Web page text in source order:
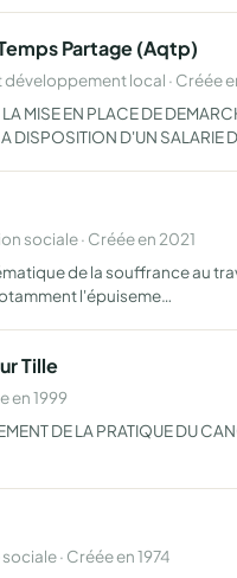
Partage (Aqtp)
développement local · Créée
MISE EN PLACE DE
DISPOSITION D'UN SALARIE
sociale · Créée en 2021
de la souffrance au
l'épuiseme…
Tille
en 1999
DE LA PRATIQUE DU
· Créée en 1974